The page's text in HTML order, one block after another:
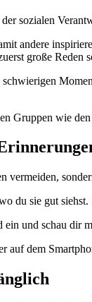
sozialen
andere
große Reden
Gruppen wie den
vermeiden,
du sie gut
und schau dir
auf dem